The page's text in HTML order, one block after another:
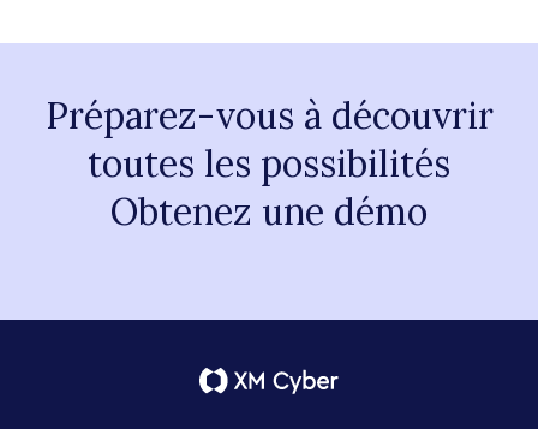
Préparez-vous à découvrir
toutes les possibilités
Obtenez une démo